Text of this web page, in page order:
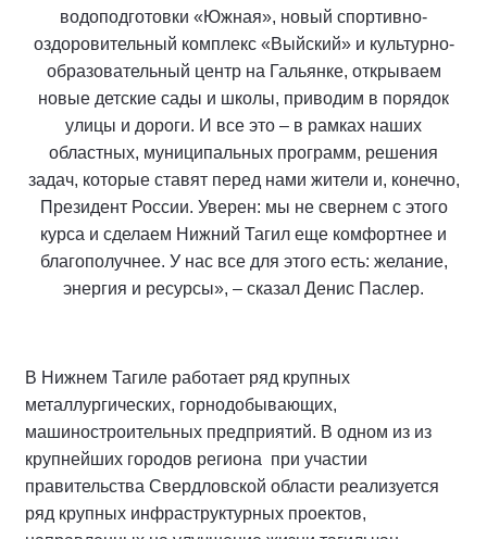
водоподготовки «Южная», новый спортивно-
оздоровительный комплекс «Выйский» и культурно-
образовательный центр на Гальянке, открываем
новые детские сады и школы, приводим в порядок
улицы и дороги. И все это – в рамках наших
областных, муниципальных программ, решения
задач, которые ставят перед нами жители и, конечно,
Президент России. Уверен: мы не свернем с этого
курса и сделаем Нижний Тагил еще комфортнее и
благополучнее. У нас все для этого есть: желание,
энергия и ресурсы», – сказал Денис Паслер.
В Нижнем Тагиле работает ряд крупных
металлургических, горнодобывающих,
машиностроительных предприятий. В одном из из
крупнейших городов региона при участии
правительства Свердловской области реализуется
ряд крупных инфраструктурных проектов,